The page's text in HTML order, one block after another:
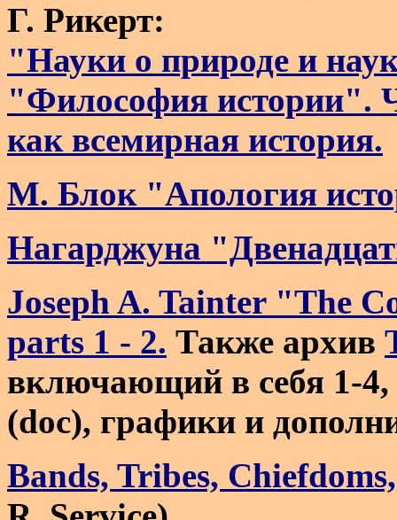
Г. Рикерт:
"Науки о природе и
"Философия истории".
как всемирная история.
М. Блок "Апология
Нагарджуна
Joseph A. Tainter "The
parts 1 - 2. Также архив
включающий в себя 1-4,
(doc), графики и
Bands, Tribes,